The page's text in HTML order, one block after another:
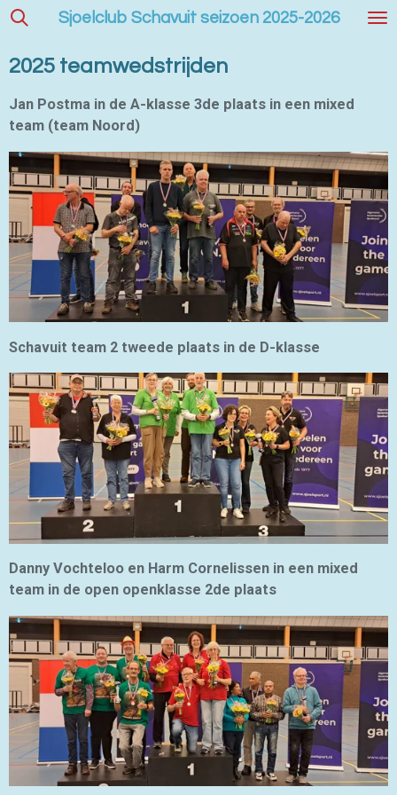
Ga
naar
hoofdinhoud
Sjoelclub Schavuit seizoen 2025-2026
2025 teamwedstrijden
Jan Postma in de A-klasse 3de plaats in een mixed
team (team Noord)
Schavuit team 2 tweede plaats in de D-klasse
Danny Vochteloo en Harm Cornelissen in een mixed
team in de open openklasse 2de plaats